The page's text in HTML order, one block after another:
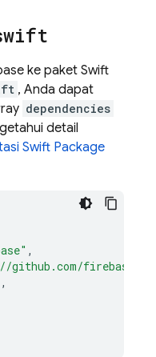
ke paket Swift
, Anda dapat
dependencies
detail
Swift Package
,
github.com/firebase/